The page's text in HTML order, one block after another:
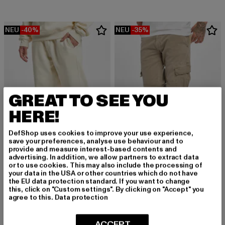
NEU -40%
URBAN CLASSICS
Blank
29,99 EUR
Derzeitiger Preis: 29,99 EUR
49,99 EURAktionspreis: 49,99 EUR
NEU -35%
URBAN CLASSICS
Washed Cargo Twill Jogging
38,99 EUR
Derzeitiger Preis: 38,99 EUR
59,99 EURAktionspreis:
GREAT TO SEE YOU
HERE!
DefShop uses cookies to improve your use experience,
save your preferences, analyse use behaviour and to
provide and measure interest-based contents and
advertising. In addition, we allow partners to extract data
or to use cookies. This may also include the processing of
your data in the USA or other countries which do not have
the EU data protection standard. If you want to change
this, click on "Custom settings". By clicking on "Accept" you
agree to this. Data protection